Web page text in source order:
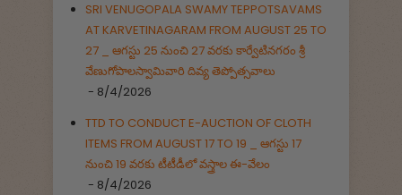
SRI VENUGOPALA SWAMY TEPPOTSAVAMS
AT KARVETINAGARAM FROM AUGUST 25 TO
27 _ ఆగస్టు 25 నుంచి 27 వరకు కార్వేటినగరం శ్రీ
వేణుగోపాలస్వామివారి దివ్య తెప్పోత్సవాలు
- 8/4/2026
TTD TO CONDUCT E-AUCTION OF CLOTH
ITEMS FROM AUGUST 17 TO 19 _ ఆగస్టు 17
నుంచి 19 వరకు టీటీడీలో వస్త్రాల ఈ-వేలం
- 8/4/2026